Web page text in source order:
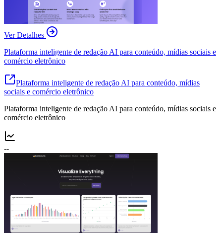
Ver Detalhes
Plataforma inteligente de redação AI para conteúdo, mídias sociais e
comércio eletrônico
Plataforma inteligente de redação AI para conteúdo, mídias
sociais e comércio eletrônico
Plataforma inteligente de redação AI para conteúdo, mídias sociais e
comércio eletrônico
--